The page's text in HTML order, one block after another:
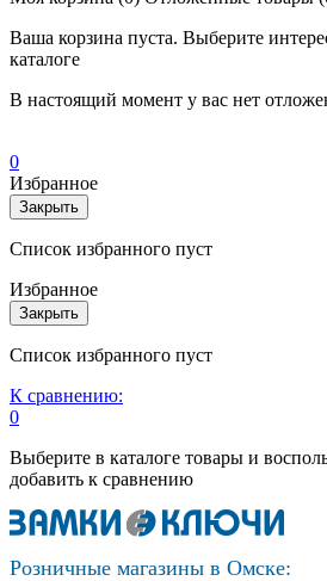
Ваша корзина пуста. Выберите
каталоге
В настоящий момент у вас нет
0
Избранное
Закрыть
Список избранного пуст
Избранное
Закрыть
Список избранного пуст
К сравнению:
0
Выберите в каталоге товары и
добавить к сравнению
Розничные магазины в Омске: